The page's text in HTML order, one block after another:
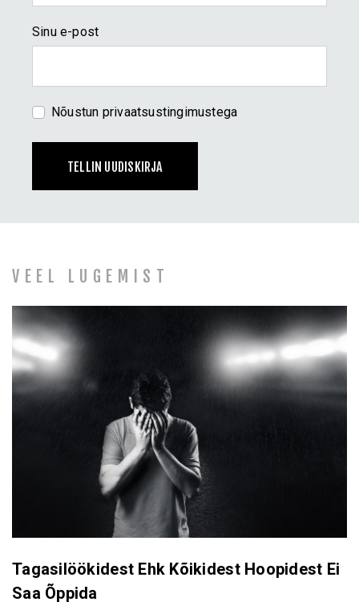
Rekalibreerimine 3.0
Koolitused ja esinemised
KONTAKT
Sinu e-post
Nõustun privaatsustingimustega
TELLIN UUDISKIRJA
VEEL LUGEMIST
Tagasilöökidest Ehk Kõikidest Hoopidest Ei
Saa Õppida